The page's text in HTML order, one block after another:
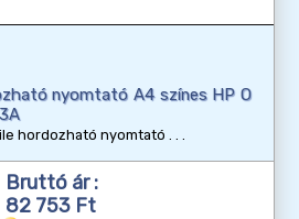
nyomtató A4 színes HP O
hordozható nyomtató
Bruttó ár :
82 753 Ft